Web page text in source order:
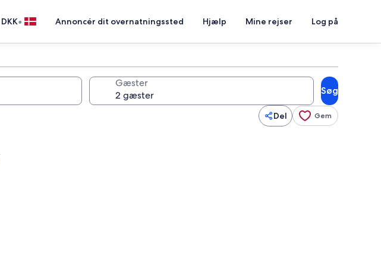
DKK• Annoncér dit overnatningssted Hjælp Mine rejser Log på
Gæster
Søg
Del Gem